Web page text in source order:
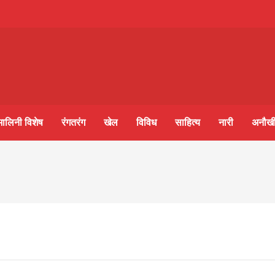
विशेष रंगतरंग खेल विविध साहित्य नारी
शुभसंवत् 2083